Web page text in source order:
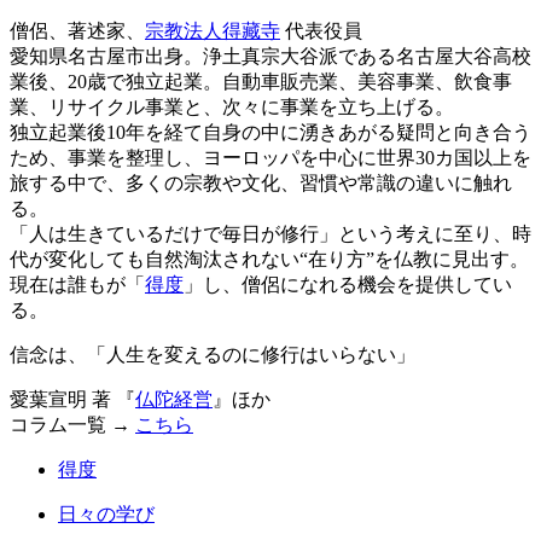
僧侶、著述家、 宗教法人得藏寺 代表役員
愛知県名古屋市出身。浄土真宗大谷派である名古屋大谷高校
業後、20歳で独立起業。自動車販売業、美容事業、飲食事
業、リサイクル事業と、次々に事業を立ち上げる。
独立起業後10年を経て自身の中に湧きあがる疑問と向き合う
ため、事業を整理し、ヨーロッパを中心に世界30カ国以上を
旅する中で、多くの宗教や文化、習慣や常識の違いに触れ
る。
「人は生きているだけで毎日が修行」という考えに至り、時
代が変化しても自然淘汰されない“在り方”を仏教に見出す。
現在は誰もが「 得度 」し、僧侶になれる機会を提供してい
る。
信念は、「人生を変えるのに修行はいらない」
愛葉宣明 著 『仏陀経営 』ほか
コラム一覧 → こちら
得度
日々の学び